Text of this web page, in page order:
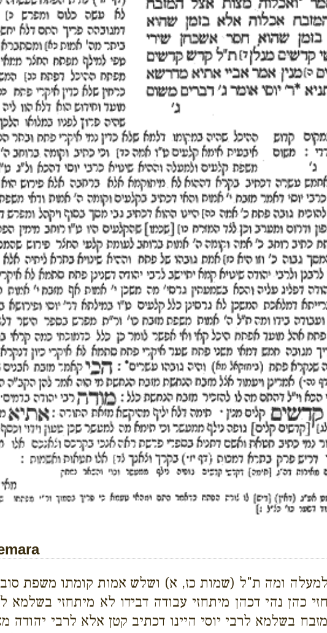
ומה ת"ל (שמות כז, א) ושלש אמות קומתו משפת
כהן נהי דכהן מיתחזי עבודה דבידו לא מיתחזי בשלמא
בשלמא לרבי יוסי היינו דכתיב קטן אלא לרבי יהודה